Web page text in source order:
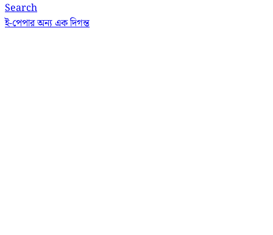
Search
ই-পেপারঅন্য এক দিগন্ত